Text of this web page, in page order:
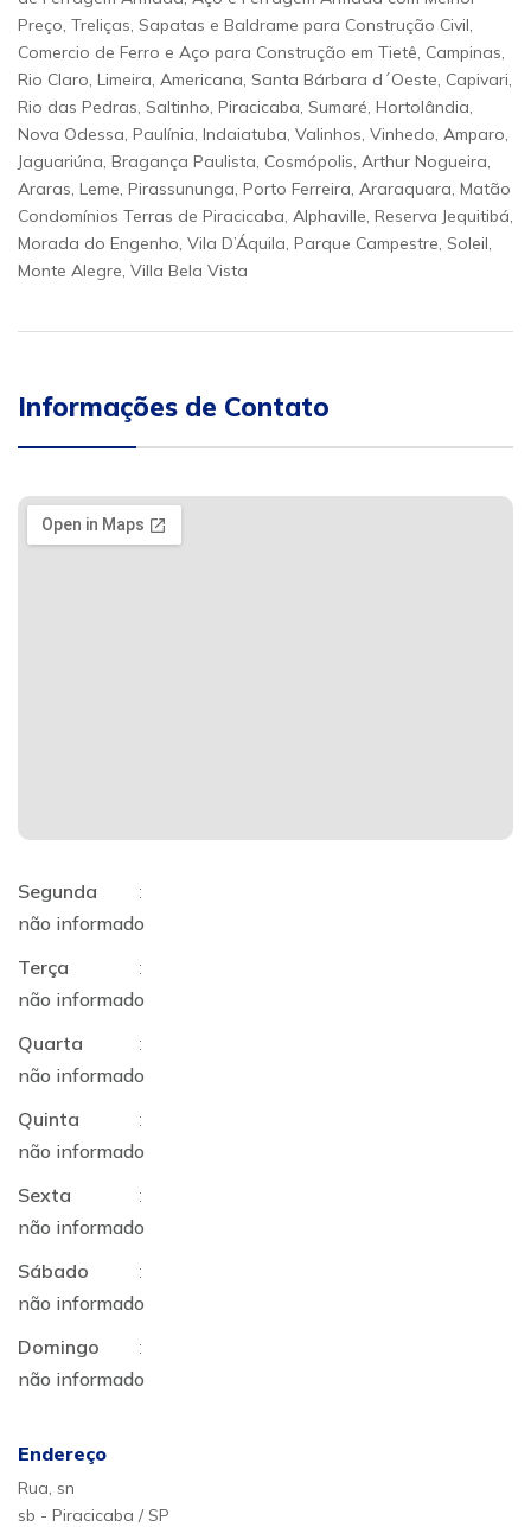
Preço, Treliças, Sapatas e Baldrame para Construção Civil,
Comercio de Ferro e Aço para Construção em Tietê, Campinas,
Rio Claro, Limeira, Americana, Santa Bárbara d´Oeste, Capivari,
Rio das Pedras, Saltinho, Piracicaba, Sumaré, Hortolândia,
Nova Odessa, Paulínia, Indaiatuba, Valinhos, Vinhedo, Amparo,
Jaguariúna, Bragança Paulista, Cosmópolis, Arthur Nogueira,
Araras, Leme, Pirassununga, Porto Ferreira, Araraquara, Matão
Condomínios Terras de Piracicaba, Alphaville, Reserva Jequitibá,
Morada do Engenho, Vila D’Áquila, Parque Campestre, Soleil,
Monte Alegre, Villa Bela Vista
Informações de Contato
Segunda
:
não informado
Terça
:
não informado
Quarta
:
não informado
Quinta
:
não informado
Sexta
:
não informado
Sábado
:
não informado
Domingo
:
não informado
Endereço
Rua, sn
sb - Piracicaba / SP